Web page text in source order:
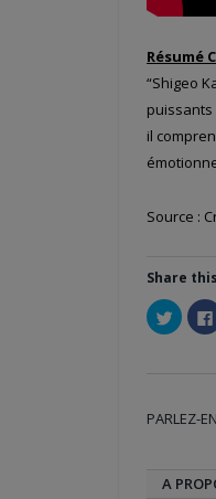
Résumé
“Shigeo
puissants
il
Source :
Share
pour
PARLEZ-
A